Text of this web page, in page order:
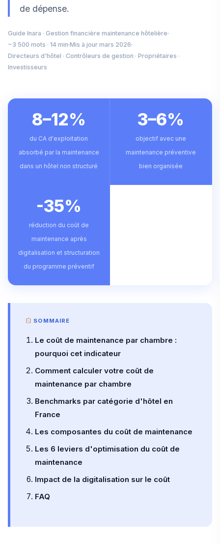
de dépense.
Guide Inara · Gestion financière maintenance hôtelière·
~3 500 mots · 14 min·Mis à jour mars 2026·
Directeurs d'hôtel · Contrôleurs de gestion · Propriétaires ·
Investisseurs
8–12%
du CA d'exploitation
absorbé par la maintenance
dans un hôtel non structuré
3–6%
objectif avec une
maintenance préventive
bien organisée
-35%
réduction du coût de
maintenance après
digitalisation et structuration
du programme préventif
SOMMAIRE
Le coût de maintenance par chambre :
pourquoi cet indicateur
Comment calculer votre coût de
maintenance par chambre
Benchmarks par catégorie d'hôtel en
France
Les composantes du coût de maintenance
Les 6 leviers d'optimisation du coût de
maintenance
Impact de la digitalisation sur le coût
FAQ